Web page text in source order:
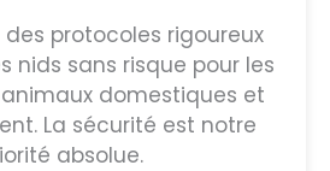
des protocoles rigoureux
nids sans risque pour les
domestiques et
La sécurité est notre
absolue.